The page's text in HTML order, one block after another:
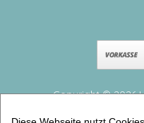
Copyright © 2026